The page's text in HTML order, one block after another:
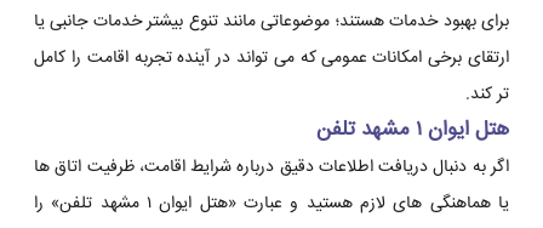
برای بهبود خدمات هستند؛ موضوعاتی مانند تنوع بیشتر خدمات جانبی یا
ارتقای برخی امکانات عمومی که می تواند در آینده تجربه اقامت را کامل
تر کند.
هتل ایوان ۱ مشهد تلفن
اگر به دنبال دریافت اطلاعات دقیق درباره شرایط اقامت، ظرفیت اتاق ها
یا هماهنگی های لازم هستید و عبارت «هتل ایوان ۱ مشهد تلفن» را